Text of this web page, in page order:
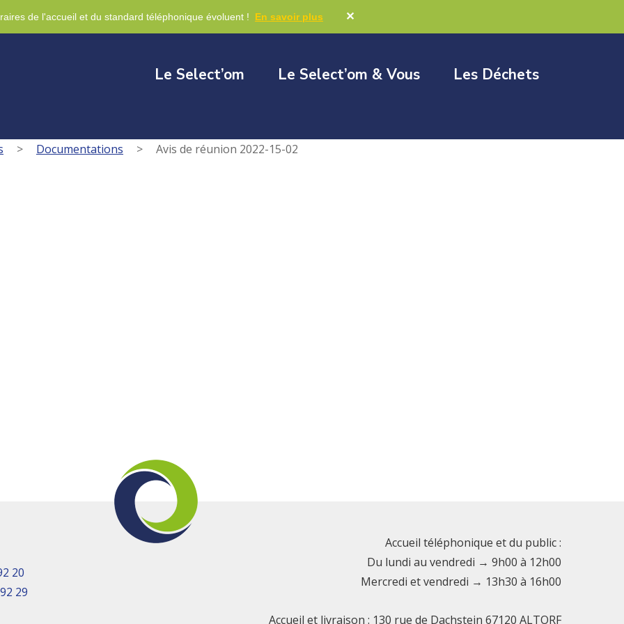
de l'accueil et du standard téléphonique évoluent ! En savoir plus ✕
Le Select’om Le Select’om & Vous Les Déchets
> Documentations > Avis de réunion 2022-15-02
20
29
Accueil téléphonique et du public :
Du lundi au vendredi → 9h00 à 12h00
Mercredi et vendredi → 13h30 à 16h00
Accueil et livraison : 130 rue de Dachstein 67120 ALTORF